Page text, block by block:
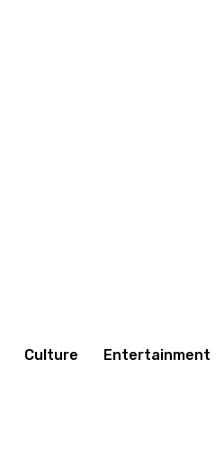
Culture Entertainment